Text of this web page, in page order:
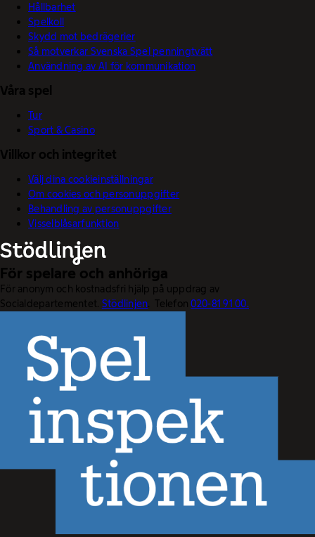
Hållbarhet
Spelkoll
Skydd mot bedrägerier
Så motverkar Svenska Spel penningtvätt
Användning av AI för kommunikation
Våra spel
Tur
Sport & Casino
Villkor och integritet
Välj dina cookieinställningar
Om cookies och personuppgifter
Behandling av personuppgifter
Visselblåsarfunktion
För spelare och anhöriga
För anonym och kostnadsfri hjälp på uppdrag av
Socialdepartementet. Stödlinjen. Telefon020-81 91 00.